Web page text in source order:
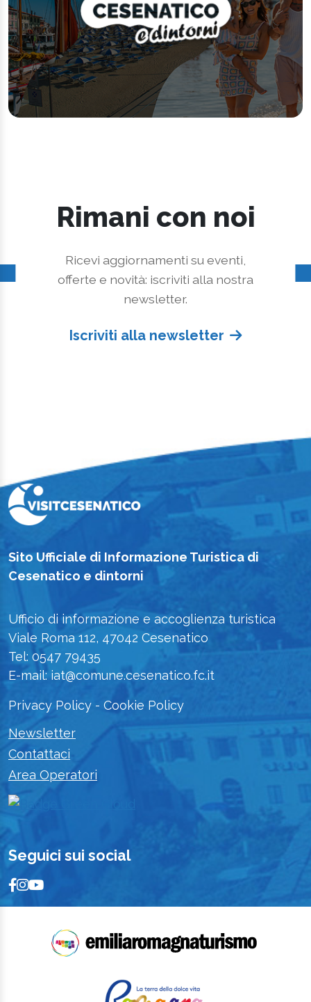
Rimani con noi
Ricevi aggiornamenti su eventi,
offerte e novità: iscriviti alla nostra
newsletter.
Iscriviti alla newsletter
Sito Ufficiale di Informazione Turistica di
Cesenatico e dintorni
Ufficio di informazione e accoglienza turistica
Viale Roma 112, 47042 Cesenatico
Tel: 0547 79435
E-mail: iat@comune.cesenatico.fc.it
Privacy Policy - Cookie Policy
Newsletter
Contattaci
Area Operatori
Seguici sui social